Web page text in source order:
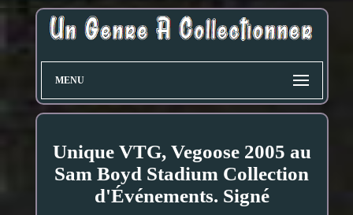
MENU
Unique VTG, Vegoose 2005 au
Sam Boyd Stadium Collection
d'Événements. Signé